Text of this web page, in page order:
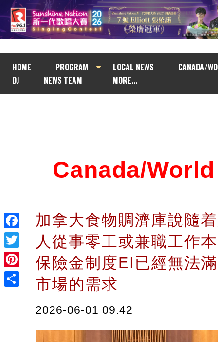
HOME PROGRAM LOCAL NEWS
CANADA/
DJ
NEWS TEAM MORE...
Facebook
Twitter
Pinterest
Canada/
加拿大食物賙濟庫說隨
人從事零工或兼職工作
保險金制度EI已經無法
市場的需求
2026-06-01 09:42